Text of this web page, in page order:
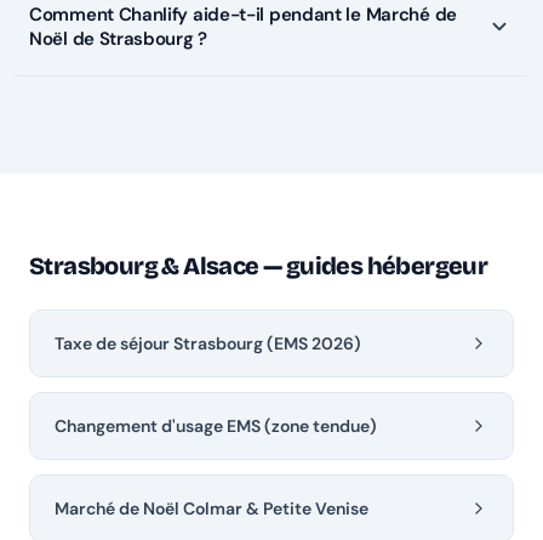
Comment Chanlify aide-t-il pendant le Marché de
Noël de Strasbourg ?
Strasbourg & Alsace — guides hébergeur
Taxe de séjour Strasbourg (EMS 2026)
Changement d'usage EMS (zone tendue)
Marché de Noël Colmar & Petite Venise